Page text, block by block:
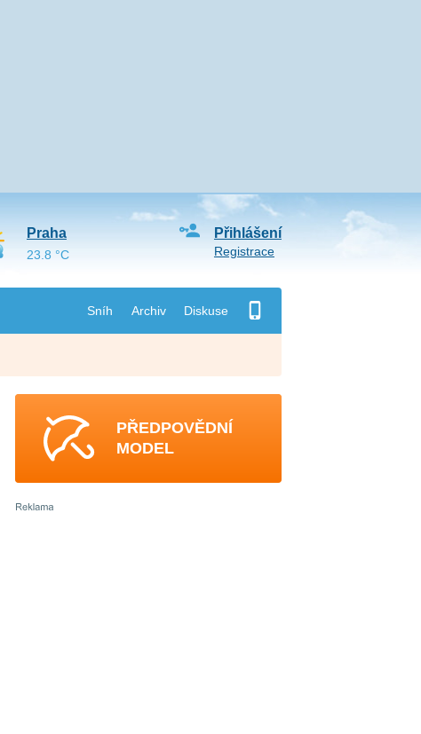
Sníh Archiv Diskuse
Přihlášení
Registrace
Praha
23.8 °C
PŘEDPOVĚDNÍ
MODEL